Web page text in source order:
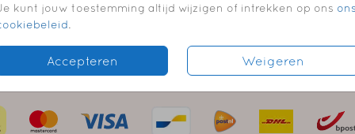
kunt jouw toestemming altijd wijzigen of intrekken op ons ons
.
Accepteren Weigeren